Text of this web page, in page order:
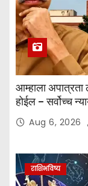
आम्हाला अपात्रता
होईल – सर्वोच्च
Aug 6, 2026
राशिभविष्य